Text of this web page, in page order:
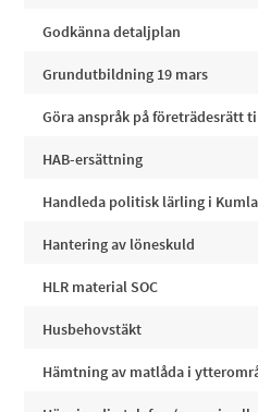
Godkänna detaljplan
Grundutbildning 19 mars
Göra anspråk på företrädesrätt
HAB-ersättning
Handleda politisk lärling i
Hantering av löneskuld
HLR material SOC
Husbehovstäkt
Hämtning av matlåda i